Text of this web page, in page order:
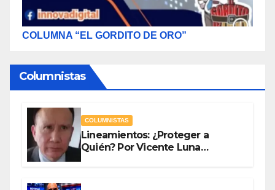
COLUMNA “EL GORDITO DE ORO”
Columnistas
COLUMNISTAS
Lineamientos: ¿Proteger a
Quién? Por Vicente Luna